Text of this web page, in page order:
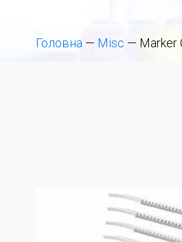
Головна — Misc — Marker